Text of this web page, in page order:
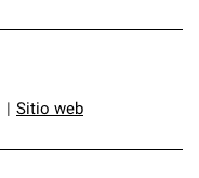
Sitio web